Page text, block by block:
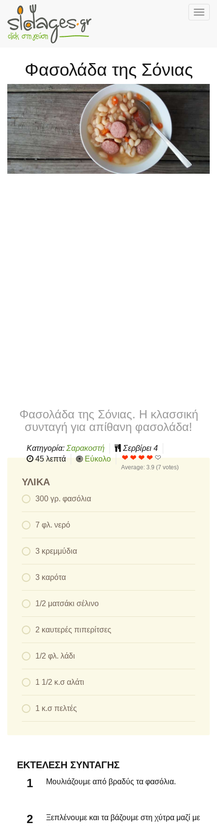
Skip
Φασολάδα της Σόνιας
Φασολάδα της Σόνιας. Η κλασσική
συνταγή για απίθανη φασολάδα!
Κατηγορία: Σαρακοστή Σερβίρει 4
45 λεπτά
Εύκολο
Average: 3.9 (7 votes)
ΥΛΙΚΆ
300 γρ. φασόλια
7 φλ. νερό
3 κρεμμύδια
3 καρότα
1/2 ματσάκι σέλινο
2 καυτερές πιπερίτσες
1/2 φλ. λάδι
1 1/2 κ.σ αλάτι
1 κ.σ πελτές
ΕΚΤΈΛΕΣΗ ΣΥΝΤΑΓΉΣ
Μουλιάζουμε από βραδύς τα φασόλια.
Ξεπλένουμε και τα βάζουμε στη χύτρα μαζί με